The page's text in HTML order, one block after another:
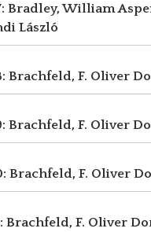
Bradley, William
László
Brachfeld, F. Oliver
Brachfeld, F. Oliver
Brachfeld, F. Oliver
Brachfeld, F. Oliver